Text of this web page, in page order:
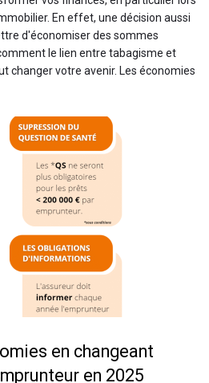
En effet, une décision aussi
d'économiser des sommes
le lien entre tabagisme et
changer votre avenir. Les économies
en changeant
en 2025